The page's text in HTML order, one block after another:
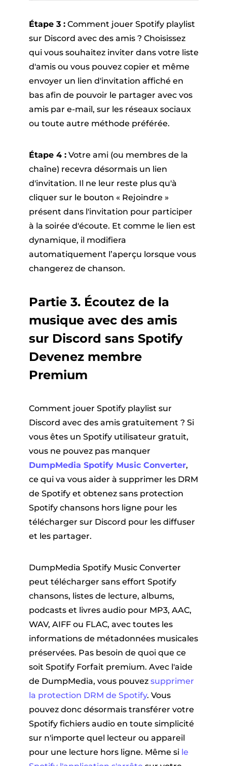
Étape 3 :Comment jouer Spotify playlist
sur Discord avec des amis ? Choisissez
qui vous souhaitez inviter dans votre liste
d'amis ou vous pouvez copier et même
envoyer un lien d'invitation affiché en
bas afin de pouvoir le partager avec vos
amis par e-mail, sur les réseaux sociaux
ou toute autre méthode préférée.
Étape 4 :Votre ami (ou membres de la
chaîne) recevra désormais un lien
d'invitation. Il ne leur reste plus qu'à
cliquer sur le bouton « Rejoindre »
présent dans l'invitation pour participer
à la soirée d'écoute. Et comme le lien est
dynamique, il modifiera
automatiquement l’aperçu lorsque vous
changerez de chanson.
Partie 3. Écoutez de la
musique avec des amis
sur Discord sans Spotify
Devenez membre
Premium
Comment jouer Spotify playlist sur
Discord avec des amis gratuitement ? Si
vous êtes un Spotify utilisateur gratuit,
vous ne pouvez pas manquer
DumpMedia Spotify Music Converter,
ce qui va vous aider à supprimer les DRM
de Spotify et obtenez sans protection
Spotify chansons hors ligne pour les
télécharger sur Discord pour les diffuser
et les partager.
DumpMedia Spotify Music Converter
peut télécharger sans effort Spotify
chansons, listes de lecture, albums,
podcasts et livres audio pour MP3, AAC,
WAV, AIFF ou FLAC, avec toutes les
informations de métadonnées musicales
préservées. Pas besoin de quoi que ce
soit Spotify Forfait premium. Avec l'aide
de DumpMedia, vous pouvez supprimer
la protection DRM de Spotify. Vous
pouvez donc désormais transférer votre
Spotify fichiers audio en toute simplicité
sur n'importe quel lecteur ou appareil
pour une lecture hors ligne. Même si le